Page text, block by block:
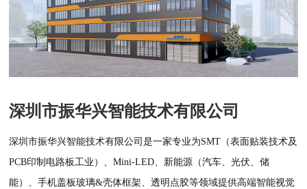
深圳市振华兴智能技术有限公司
深圳市振华兴智能技术有限公司是一家专业为SMT（表面贴装技术及
PCB印制电路板工业）、Mini-LED、新能源（汽车、光伏、储
能）、手机盖板玻璃&壳体框架、透明点胶等领域提供高端智能视觉